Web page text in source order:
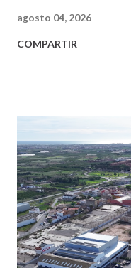
agosto 04, 2026
COMPARTIR